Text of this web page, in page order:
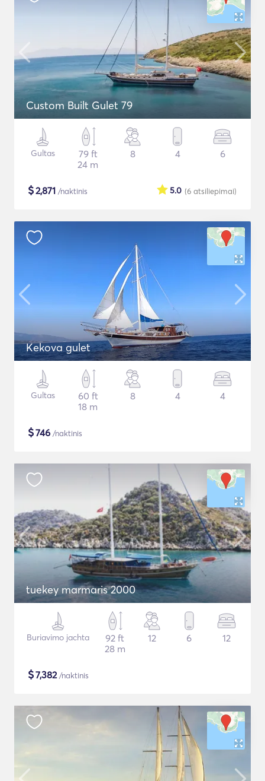
Custom Built Gulet 79
Gultas
79 ft
24 m
8 4 6
$2,871 /naktinis (6 atsiliepimai)
5.0
Kekova gulet
Gultas
60 ft
18 m
8 4 4
$746 /naktinis
tuekey marmaris 2000
Buriavimo jachta
92 ft
28 m
12 6 12
$7,382/naktinis